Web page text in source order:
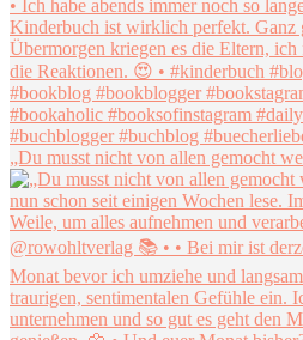
„Du musst nicht von allen gemocht